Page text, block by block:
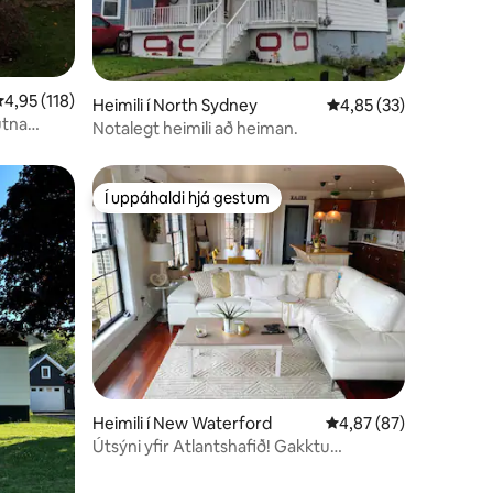
af 5 í meðaleinkunn, 118 umsagnir
4,95 (118)
Heimili í North Sydney 4,85 af 5 í
4,85 (33)
Notalegt heimili að heiman.
Í uppáhaldi hjá gestum
Í uppáhaldi hjá gestum
Heimili í New Waterford 4,87 af 5 í
4,87 (87)
Útsýni yfir Atlantshafið! Gakktu